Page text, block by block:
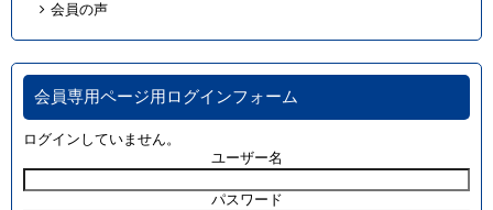
会員の声
会員専用ページ用ログインフォーム
ログインしていません。
ユーザー名
パスワード